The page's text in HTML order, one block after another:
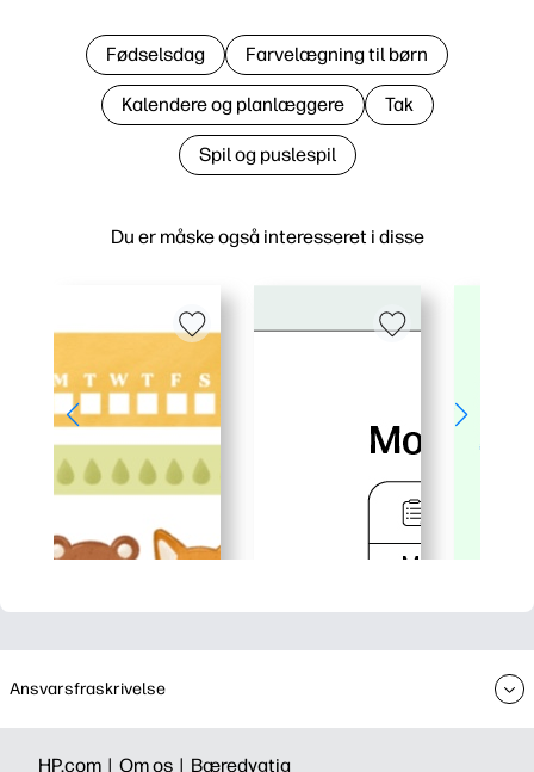
Du er måske også interesseret i disse
Fødselsdag Farvelægning til børn
Kalendere og planlæggere Tak
Spil og puslespil
Ansvarsfraskrivelse
HP.com | Om os | Bæredygtig